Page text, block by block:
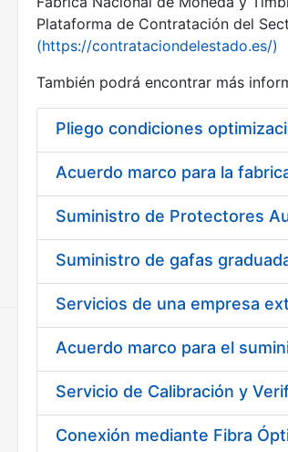
Erakutsi/Ezkutatu
Erakutsi/Ezkutatu
Erakutsi/Ezkutatu
Erakutsi/Ezkutatu
Plataforma de Contratación del
(https://contrataciondelestado.es/)
También podrá encontrar más
Pliego condiciones
Acuerdo marco para la
Acuerdo marco para el